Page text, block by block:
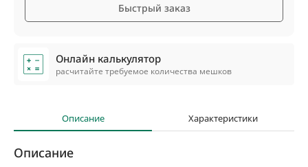
Быстрый заказ
Онлайн калькулятор
расчитайте требуемое количества мешков
Описание Характеристики
Описание